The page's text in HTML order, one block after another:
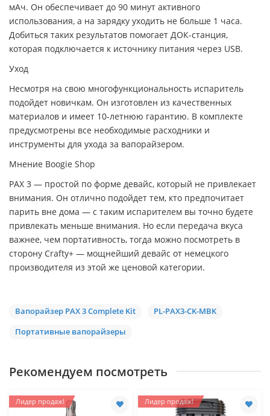
мАч. Он обеспечивает до 90 минут активного
использования, а на зарядку уходить не больше 1 часа.
Добиться таких результатов помогает ДОК-станция,
которая подключается к источнику питания через USB.
Уход
Несмотря на свою многофункциональность испаритель
подойдет новичкам. Он изготовлен из качественных
материалов и имеет 10-летнюю гарантию. В комплекте
предусмотрены все необходимые расходники и
инструменты для ухода за вапорайзером.
Мнение Boogie Shop
PAX 3 — простой по форме девайс, который не привлекает
внимания. Он отлично подойдет тем, кто предпочитает
парить вне дома — с таким испарителем вы точно будете
привлекать меньше внимания. Но если передача вкуса
важнее, чем портативность, тогда можно посмотреть в
сторону Crafty+ — мощнейший девайс от немецкого
производителя из этой же ценовой категории.
Вапорайзер PAX 3 Complete Kit
PL-PAX3-CK-MBK
Портативные вапорайзеры
Рекомендуем посмотреть
Лидер продаж! Лидер продаж!